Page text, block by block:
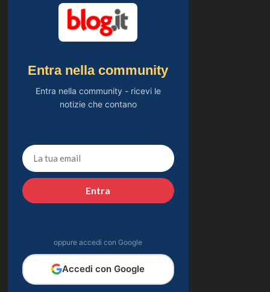
Entra nella community
Entra nella community - ricevi le
notizie che contano
Entra
oppure accedi con Google
Accedi con Google